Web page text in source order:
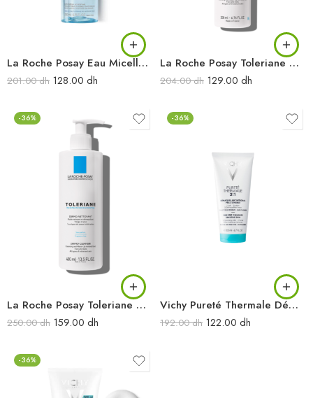
La Roche Posay Eau Micellaire Ultra Peaux Sensibles 200 ml
201.00dh 128.00 dh
La Roche Posay Toleriane Dermo-Nettoyant démaquillant visage & yeux 200 ml
204.00dh 129.00 dh
-36%
La Roche Posay Toleriane Dermo-Nettoyant démaquillant visage & yeux 400 ml
250.00dh 159.00 dh
-36%
Vichy Pureté Thermale Démaquillant Intégral 3 en 1 – 200 ml
192.00dh 122.00 dh
-36%